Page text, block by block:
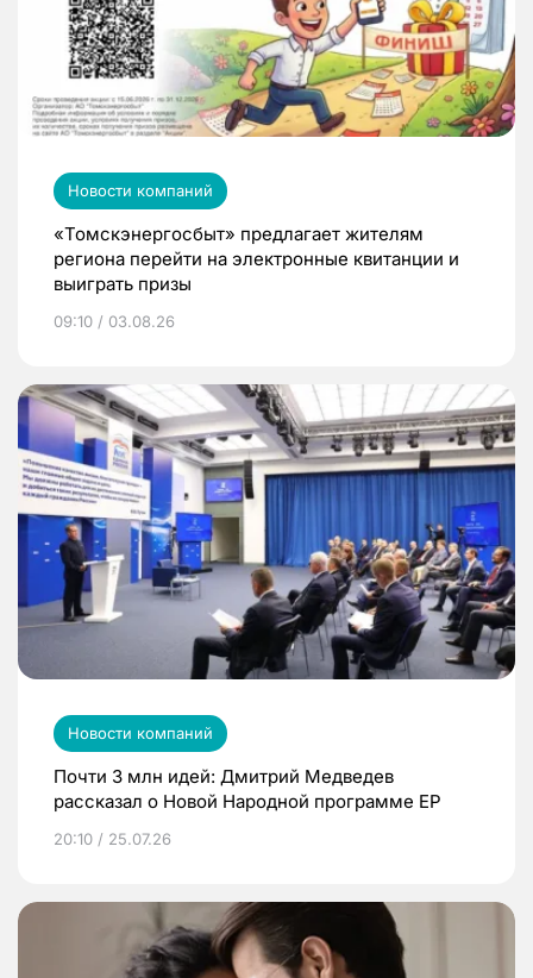
Новости компаний
«Томскэнергосбыт» предлагает жителям
региона перейти на электронные квитанции и
выиграть призы
09:10 / 03.08.26
Новости компаний
Почти 3 млн идей: Дмитрий Медведев
рассказал о Новой Народной программе ЕР
20:10 / 25.07.26